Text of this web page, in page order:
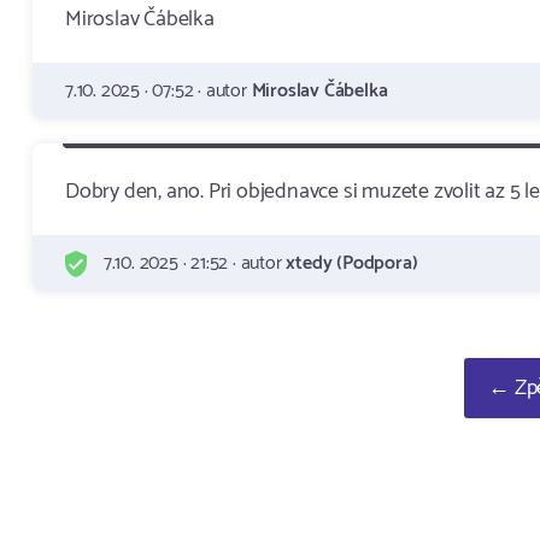
Miroslav Čábelka
7.10. 2025 · 07:52 · autorMiroslav Čábelka
Dobry den, ano. Pri objednavce si muzete zvolit az 5
7.10. 2025 · 21:52 · autorxtedy (Podpora)
←